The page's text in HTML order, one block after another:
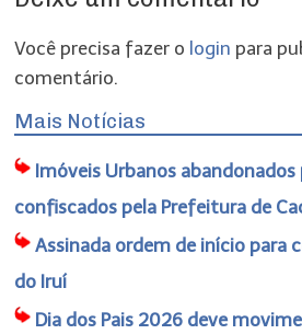
Você precisa fazer o login para
comentário.
Mais Notícias
Imóveis Urbanos abandonados
confiscados pela Prefeitura de
Assinada ordem de início para
do Iruí
Dia dos Pais 2026 deve